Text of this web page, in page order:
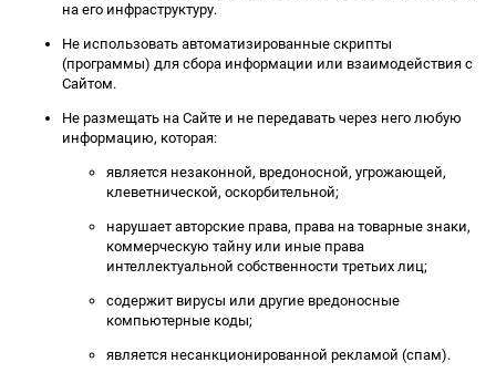
на его инфраструктуру.
Не использовать автоматизированные скрипты
(программы) для сбора информации или взаимодействия с
Сайтом.
Не размещать на Сайте и не передавать через него любую
информацию, которая:
является незаконной, вредоносной, угрожающей,
клеветнической, оскорбительной;
нарушает авторские права, права на товарные знаки,
коммерческую тайну или иные права
интеллектуальной собственности третьих лиц;
содержит вирусы или другие вредоносные
компьютерные коды;
является несанкционированной рекламой (спам).